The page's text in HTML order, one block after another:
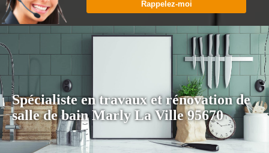
Spécialiste en travaux et rénovation de
salle de bain Marly La Ville 95670